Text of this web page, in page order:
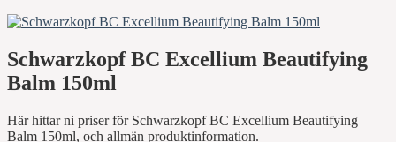
Schwarzkopf BC Excellium Beautifying
Balm 150ml
Här hittar ni priser för Schwarzkopf BC Excellium Beautifying
Balm 150ml, och allmän produktinformation.